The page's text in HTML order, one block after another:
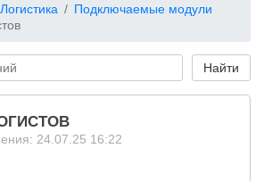
Подключаемые модули
24.07.25 16:22